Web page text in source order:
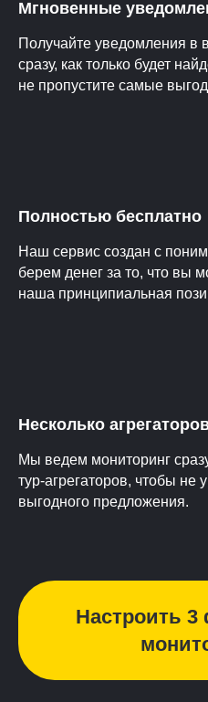
Мгновенные
Получайте уведомления в
сразу, как только будет
не пропустите самые
Полностью бесплатно
Наш сервис создан с
берем денег за то, что вы
наша принципиальная
Несколько
Мы ведем мониторинг
тур-агрегаторов, чтобы не
выгодного предложения.
Настроить